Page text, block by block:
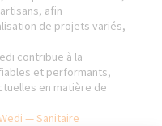
afin
de projets variés,
contribue à la
et performants,
en matière de
— Sanitaire